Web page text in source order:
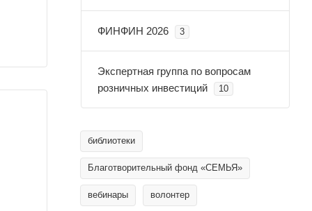
ФИНФИН 2026 3
Экспертная группа по вопросам
розничных инвестиций
10
библиотеки
Благотворительный фонд «СЕМЬЯ»
вебинары волонтер